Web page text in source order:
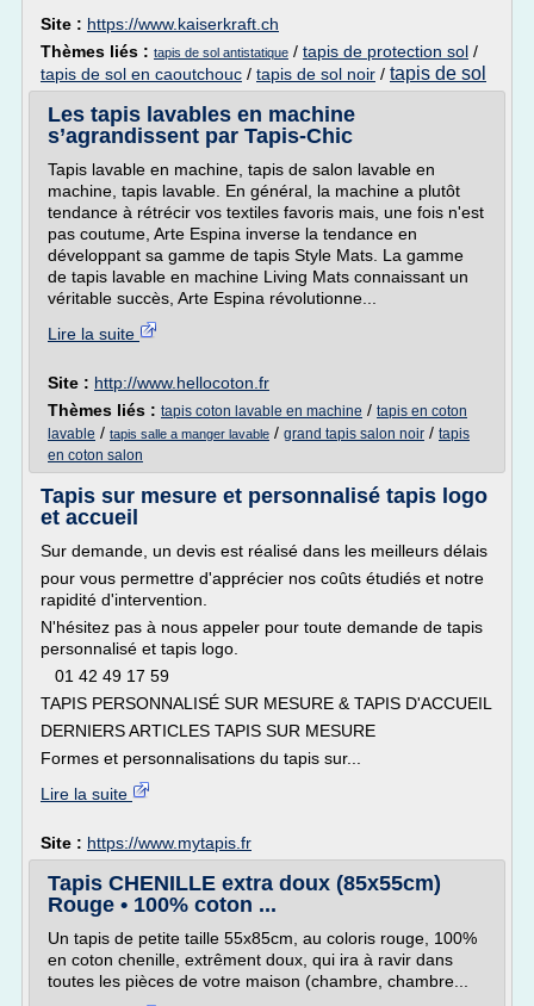
Site : https://www.kaiserkraft.ch
Thèmes liés : tapis de sol antistatique / tapis de protection sol /
tapis de sol en caoutchouc / tapis de sol noir / tapis de sol
Les tapis lavables en machine
s’agrandissent par Tapis-Chic
Tapis lavable en machine, tapis de salon lavable en
machine, tapis lavable. En général, la machine a plutôt
tendance à rétrécir vos textiles favoris mais, une fois n'est
pas coutume, Arte Espina inverse la tendance en
développant sa gamme de tapis Style Mats. La gamme
de tapis lavable en machine Living Mats connaissant un
véritable succès, Arte Espina révolutionne...
Lire la suite
Site : http://www.hellocoton.fr
Thèmes liés : tapis coton lavable en machine / tapis en coton
lavable / tapis salle a manger lavable / grand tapis salon noir / tapis
en coton salon
Tapis sur mesure et personnalisé tapis logo
et accueil
Sur demande, un devis est réalisé dans les meilleurs délais
pour vous permettre d'apprécier nos coûts étudiés et notre
rapidité d'intervention.
N'hésitez pas à nous appeler pour toute demande de tapis
personnalisé et tapis logo.
01 42 49 17 59
TAPIS PERSONNALISÉ SUR MESURE & TAPIS D'ACCUEIL
DERNIERS ARTICLES TAPIS SUR MESURE
Formes et personnalisations du tapis sur...
Lire la suite
Site : https://www.mytapis.fr
Tapis CHENILLE extra doux (85x55cm)
Rouge • 100% coton ...
Un tapis de petite taille 55x85cm, au coloris rouge, 100%
en coton chenille, extrêment doux, qui ira à ravir dans
toutes les pièces de votre maison (chambre, chambre...